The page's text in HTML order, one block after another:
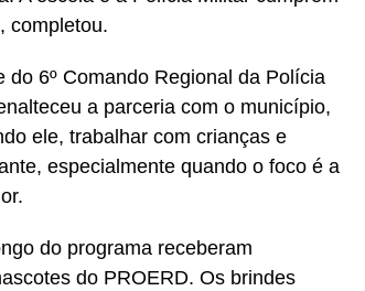
completou.
6º Comando Regional da Polícia
a parceria com o município,
ele, trabalhar com crianças e
especialmente quando o foco é a
do programa receberam
do PROERD. Os brindes